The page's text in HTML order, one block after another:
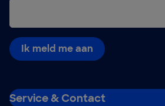
Ik meld me aan
Service & Contact